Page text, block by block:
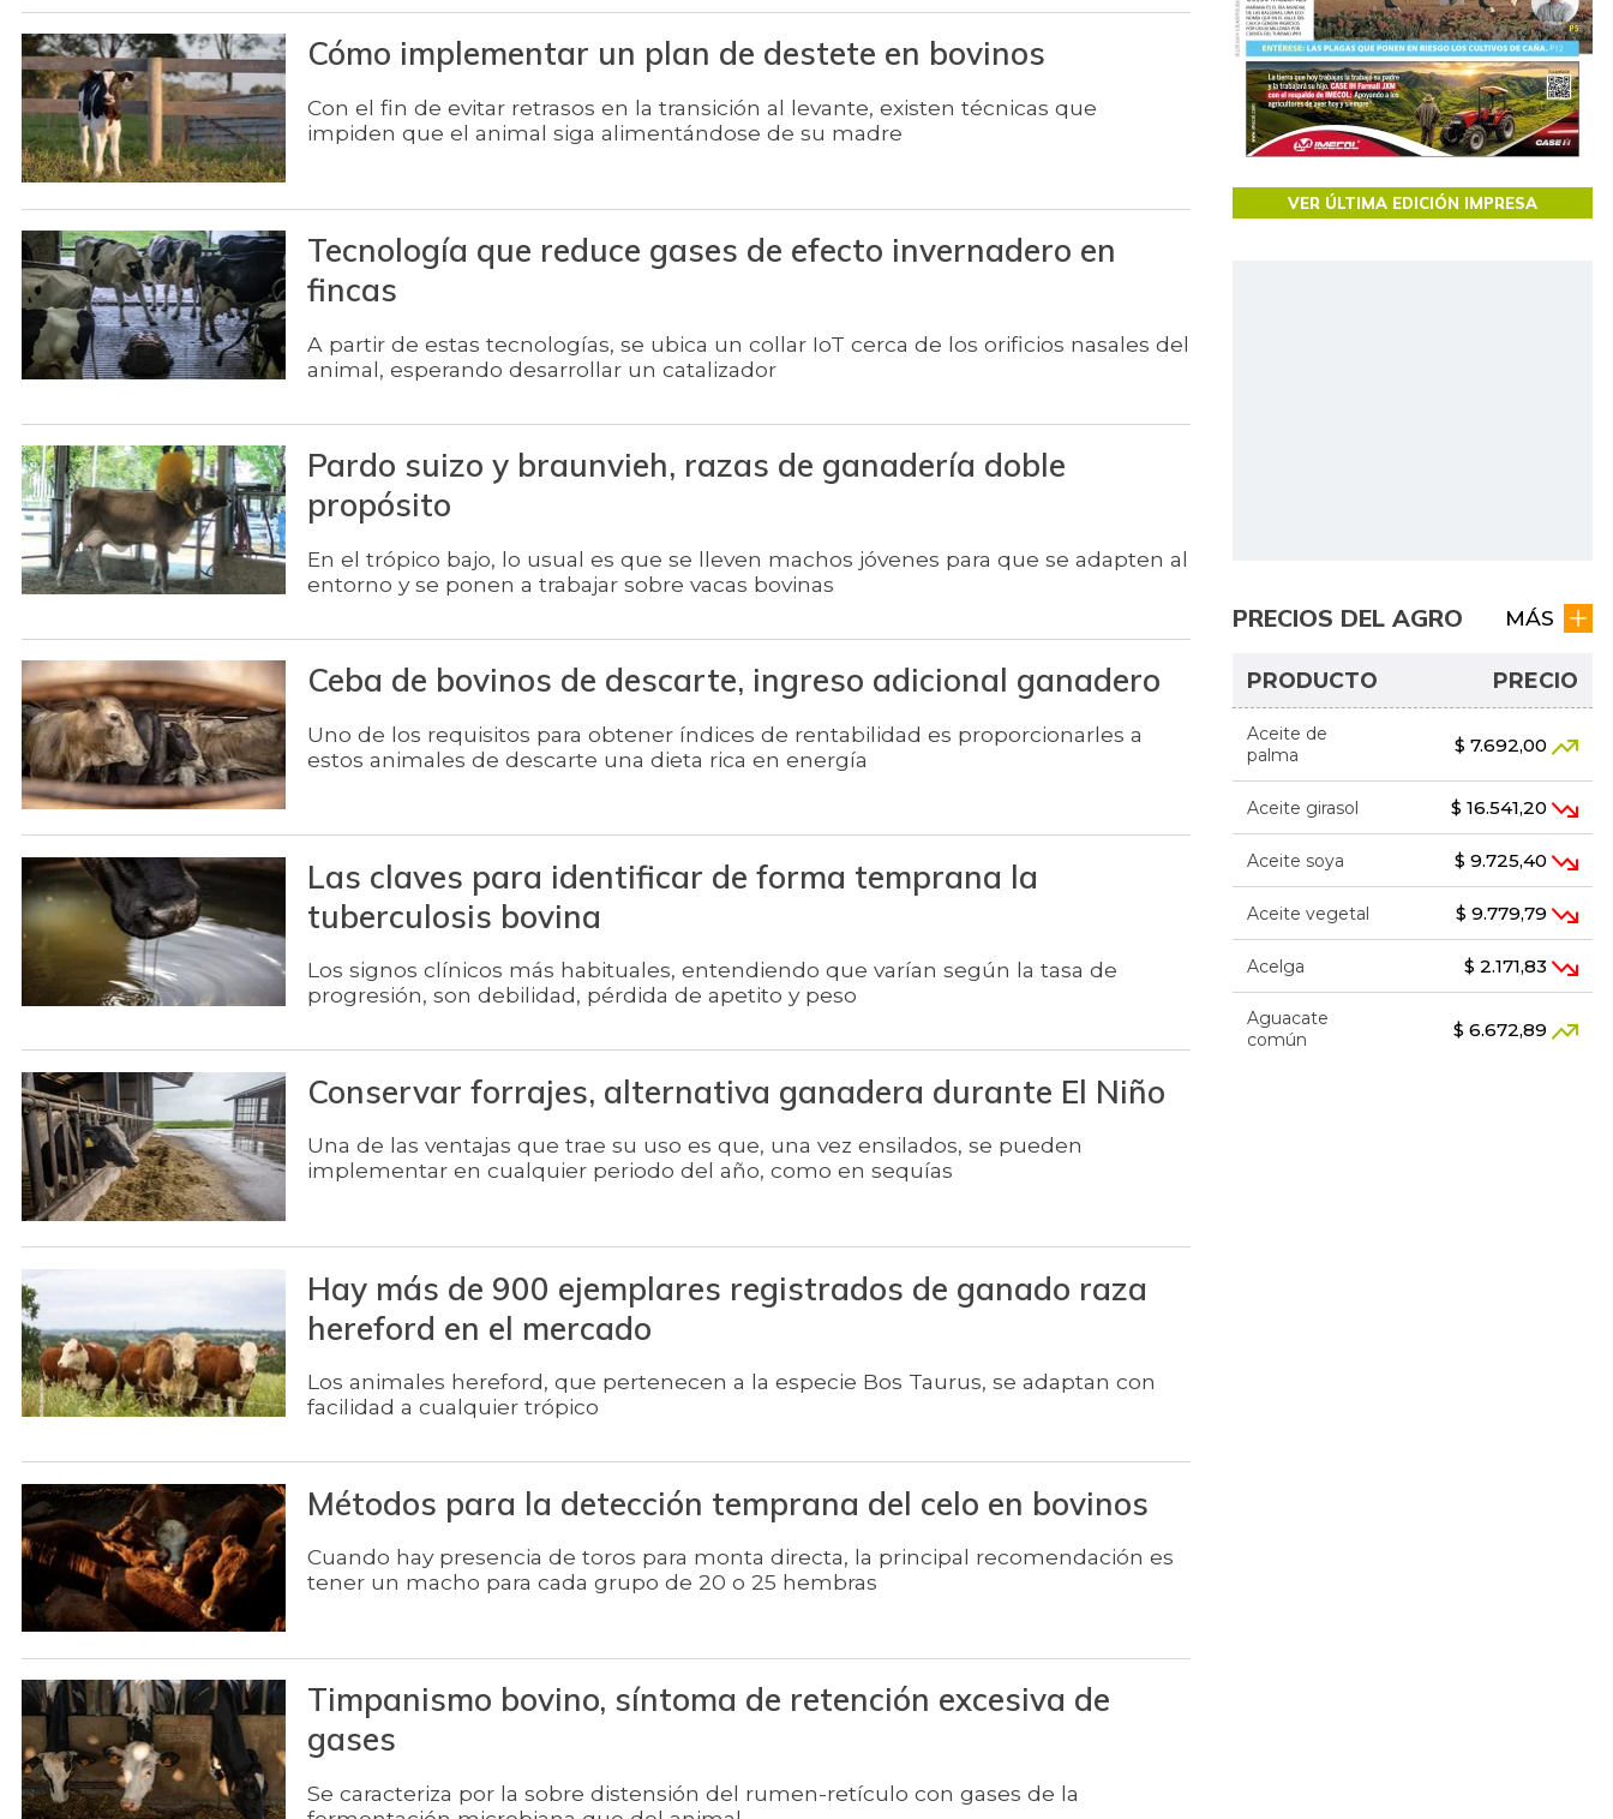
Cómo implementar un plan de destete en bovinos
Con el fin de evitar retrasos en la transición al levante, existen técnicas que
impiden que el animal siga alimentándose de su madre
Tecnología que reduce gases de efecto invernadero en
fincas
A partir de estas tecnologías, se ubica un collar IoT cerca de los orificios nasales del
animal, esperando desarrollar un catalizador
Pardo suizo y braunvieh, razas de ganadería doble
propósito
En el trópico bajo, lo usual es que se lleven machos jóvenes para que se adapten al
entorno y se ponen a trabajar sobre vacas bovinas
Ceba de bovinos de descarte, ingreso adicional ganadero
Uno de los requisitos para obtener índices de rentabilidad es proporcionarles a
estos animales de descarte una dieta rica en energía
Las claves para identificar de forma temprana la
tuberculosis bovina
Los signos clínicos más habituales, entendiendo que varían según la tasa de
progresión, son debilidad, pérdida de apetito y peso
Conservar forrajes, alternativa ganadera durante El Niño
Una de las ventajas que trae su uso es que, una vez ensilados, se pueden
implementar en cualquier periodo del año, como en sequías
Hay más de 900 ejemplares registrados de ganado raza
hereford en el mercado
Los animales hereford, que pertenecen a la especie Bos Taurus, se adaptan con
facilidad a cualquier trópico
Métodos para la detección temprana del celo en bovinos
Cuando hay presencia de toros para monta directa, la principal recomendación es
tener un macho para cada grupo de 20 o 25 hembras
Timpanismo bovino, síntoma de retención excesiva de
gases
Se caracteriza por la sobre distensión del rumen-retículo con gases de la
VER ÚLTIMA EDICIÓN IMPRESA
PRECIOS DEL AGRO MÁS
PRODUCTO PRECIO
Aceite de
palma
$ 7.692,00
Aceite girasol $ 16.541,20
Aceite soya $ 9.725,40
Aceite vegetal $ 9.779,79
Acelga $ 2.171,83
Aguacate
común
$ 6.672,89